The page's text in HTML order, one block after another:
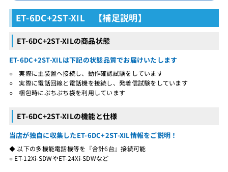
ET-6DC+2ST-XIL 【補足説明】
ET-6DC+2ST-XILの商品状態
ET-6DC+2ST-XILは下記の状態品質でお届けいたします
○ 実際に主装置へ接続し、動作確認試験をしています
○ 実際に電話回線と電話機を接続し、発着信試験をしています
○ 梱包時にぷちぷち袋を利用しています
ET-6DC+2ST-XILの機能と仕様
当店が独自に収集したET-6DC+2ST-XIL情報をご説明！
◆ 以下の多機能電話機等を『合計6台』接続可能
○ ET-12Xi-SDWやET-24Xi-SDWなど